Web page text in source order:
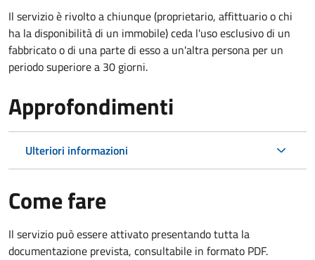
Il servizio è rivolto a chiunque (proprietario, affittuario o chi
ha la disponibilità di un immobile) ceda l'uso esclusivo di un
fabbricato o di una parte di esso a un'altra persona per un
periodo superiore a 30 giorni.
Approfondimenti
Ulteriori informazioni
Come fare
Il servizio può essere attivato presentando tutta la
documentazione prevista, consultabile in formato PDF.